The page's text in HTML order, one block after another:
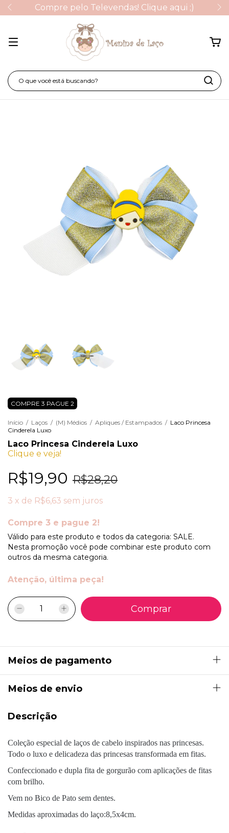
Compre pelo Televendas! Clique aqui ;)
COMPRE 3 PAGUE 2
Início / Laços / (M) Médios / Apliques / Estampados / Laco Princesa
Cinderela Luxo
Laco Princesa Cinderela Luxo
Clique e veja!
R$19,90 R$28,20
3 x de R$6,63 sem juros
Compre 3 e pague 2!
Válido para este produto e todos da categoria: SALE.
Nesta promoção você pode combinar este produto com
outros da mesma categoria.
Atenção, última peça!
Meios de pagamento
Meios de envio
Descrição
Coleção especial de laços de cabelo inspirados nas princesas.
Todo o luxo e delicadeza das princesas transformada em fitas.
Confeccionado e dupla fita de gorgurão com aplicações de fitas
com brilho.
Vem no Bico de Pato sem dentes.
Medidas aproximadas do laço:8,5x4cm.